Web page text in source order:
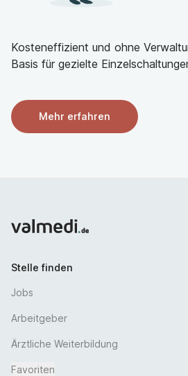
Geschäftsführer Thomas Baldauf
448 gerne zur Verfü­gung. Ihre
Personalabteilung im St. Anna
hausstraße 16, 92237 Sulzbach-
Kosteneffizient und ohne
Basis für gezielte
Mehr erfahren
Stelle finden
Jobs
Arbeitgeber
Ärztliche Weiterbildung
Favoriten